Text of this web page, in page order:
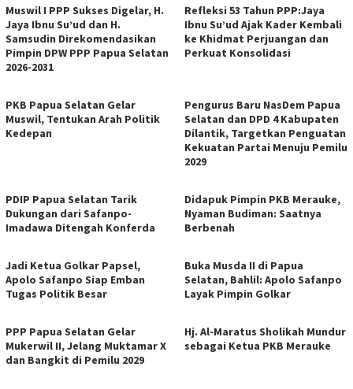
Muswil I PPP Sukses Digelar, H.
Jaya Ibnu Su’ud dan H.
Samsudin Direkomendasikan
Pimpin DPW PPP Papua Selatan
2026-2031
Refleksi 53 Tahun PPP:Jaya
Ibnu Su’ud Ajak Kader Kembali
ke Khidmat Perjuangan dan
Perkuat Konsolidasi
PKB Papua Selatan Gelar
Muswil, Tentukan Arah Politik
Kedepan
Pengurus Baru NasDem Papua
Selatan dan DPD 4 Kabupaten
Dilantik, Targetkan Penguatan
Kekuatan Partai Menuju Pemilu
2029
PDIP Papua Selatan Tarik
Dukungan dari Safanpo-
Imadawa Ditengah Konferda
Didapuk Pimpin PKB Merauke,
Nyaman Budiman: Saatnya
Berbenah
Jadi Ketua Golkar Papsel,
Apolo Safanpo Siap Emban
Tugas Politik Besar
Buka Musda II di Papua
Selatan, Bahlil: Apolo Safanpo
Layak Pimpin Golkar
PPP Papua Selatan Gelar
Mukerwil II, Jelang Muktamar X
dan Bangkit di Pemilu 2029
Hj. Al-Maratus Sholikah Mundur
sebagai Ketua PKB Merauke